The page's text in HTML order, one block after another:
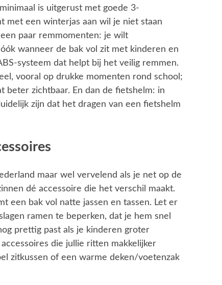
is uitgerust met goede 3-
met een winterjas aan wil je niet staan
paar remmomenten: je wilt
wanneer de bak vol zit met kinderen en
systeem dat helpt bij het veilig remmen.
vooral op drukke momenten rond school;
zichtbaar. En dan de fietshelm: in
zijn dat het dragen van een fietshelm
maar wel vervelend als je net op de
dé accessoire die het verschil maakt.
een bak vol natte jassen en tassen. Let er
ramen te beperken, dat je hem snel
prettig past als je kinderen groter
die jullie ritten makkelijker
zitkussen of een warme deken/voetenzak